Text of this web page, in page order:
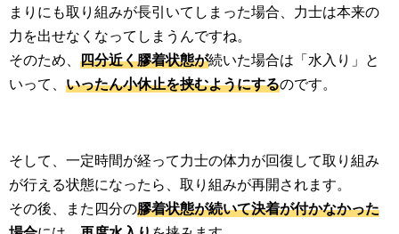
まりにも取り組みが長引いてしまった場合、力士は本来の
力を出せなくなってしまうんですね。
そのため、 四分近く膠着状態が続いた場合は「水入り」と
いって、 いったん小休止を挟むようにするのです。
そして、一定時間が経って力士の体力が回復して取り組み
が行える状態になったら、取り組みが再開されます。
その後、また四分の膠着状態が続いて決着が付かなかった